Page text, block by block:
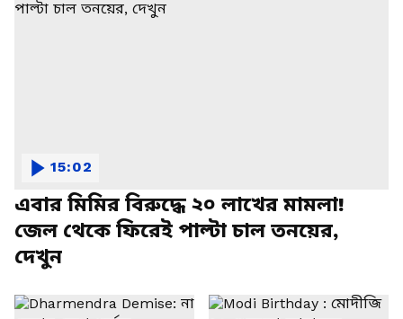
এবার মিমির বিরুদ্ধে ২০ লাখের মামলা!
জেল থেকে ফিরেই পাল্টা চাল তনয়ের,
দেখুন
15:02